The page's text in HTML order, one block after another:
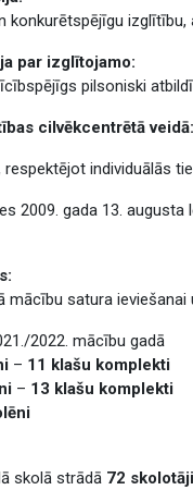
konkurētspējīgu
par izglītojamo:
pilsoniski
cilvēkcentrētā veidā:
respektējot individuālās
2009. gada 13.
mācību satura
2022. mācību gadā
– 11 klašu komplekti
– 13 klašu komplekti
skolā strādā 72 skolotāji